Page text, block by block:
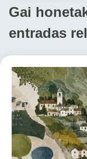
Gai
entradas